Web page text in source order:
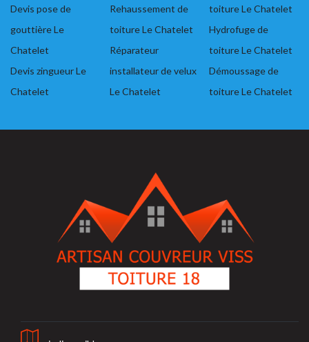
Devis pose de
gouttière Le
Chatelet
Devis zingueur Le
Chatelet
Rehaussement de
toiture Le Chatelet
Réparateur
installateur de velux
Le Chatelet
toiture Le Chatelet
Hydrofuge de
toiture Le Chatelet
Démoussage de
toiture Le Chatelet